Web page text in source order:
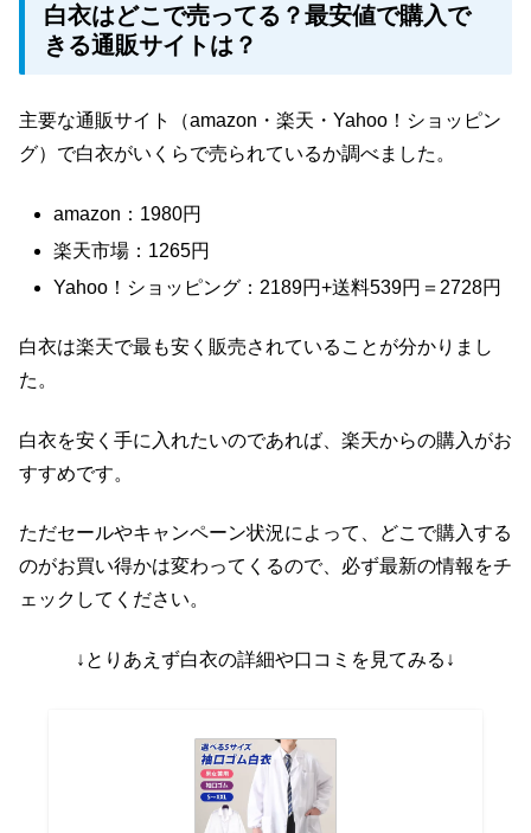
白衣はどこで売ってる？最安値で購入で
きる通販サイトは？
主要な通販サイト（amazon・楽天・Yahoo！ショッピン
グ）で白衣がいくらで売られているか調べました。
amazon：1980円
楽天市場：1265円
Yahoo！ショッピング：2189円+送料539円＝2728円
白衣は楽天で最も安く販売されていることが分かりまし
た。
白衣を安く手に入れたいのであれば、楽天からの購入がお
すすめです。
ただセールやキャンペーン状況によって、どこで購入する
のがお買い得かは変わってくるので、必ず最新の情報をチ
ェックしてください。
↓とりあえず白衣の詳細や口コミを見てみる↓